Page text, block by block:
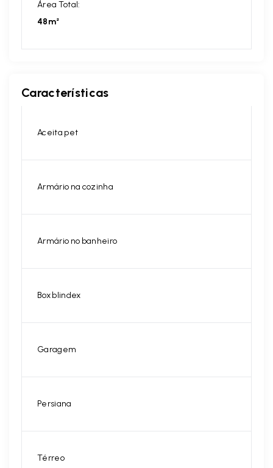
Área Total:
48m²
Características
Aceita pet
Armário na cozinha
Armário no banheiro
Box blindex
Garagem
Persiana
Térreo